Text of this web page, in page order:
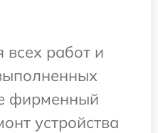
работ и
фирменный
устройства